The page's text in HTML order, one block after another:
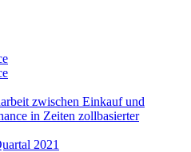
zwischen Einkauf und
in Zeiten zollbasierter
2021